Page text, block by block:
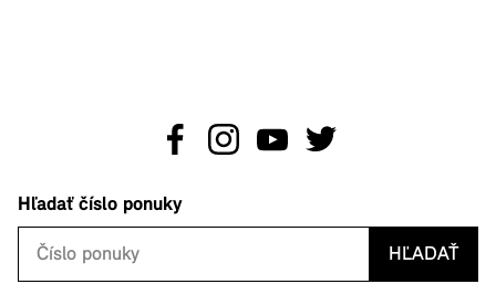
Hľadať číslo ponuky
HĽADAŤ